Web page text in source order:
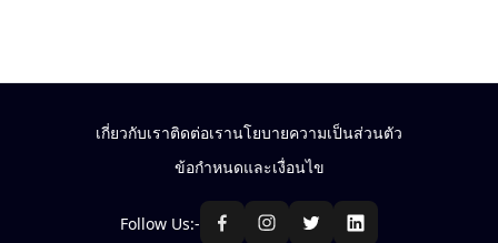
เกี่ยวกับเราติดต่อเรานโยบายความเป็นส่วนตัว
ข้อกำหนดและเงื่อนไข
Follow Us:-